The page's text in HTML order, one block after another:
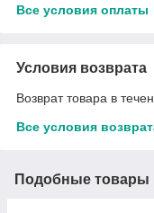
Все условия оплаты
Условия возврата
Возврат товара в
Все условия
Подобные товары